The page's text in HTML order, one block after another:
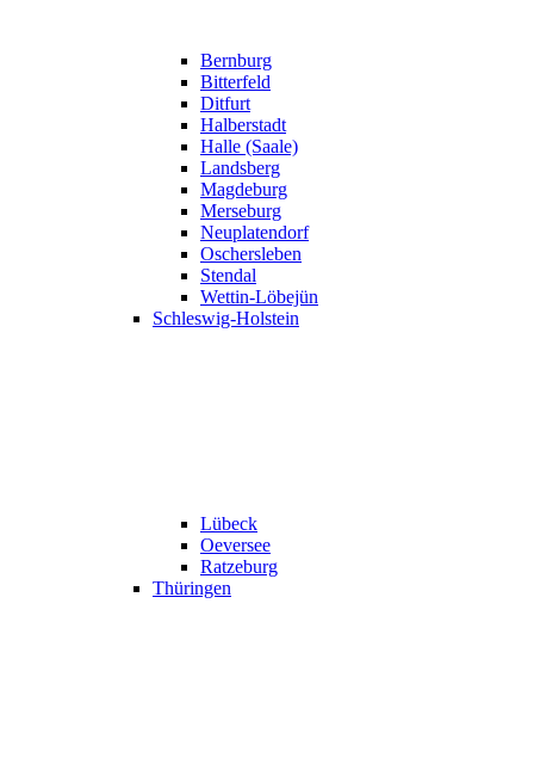
Bernburg
Bitterfeld
Ditfurt
Halberstadt
Halle (Saale)
Landsberg
Magdeburg
Merseburg
Neuplatendorf
Oschersleben
Stendal
Wettin-Löbejün
Schleswig-Holstein
Lübeck
Oeversee
Ratzeburg
Thüringen